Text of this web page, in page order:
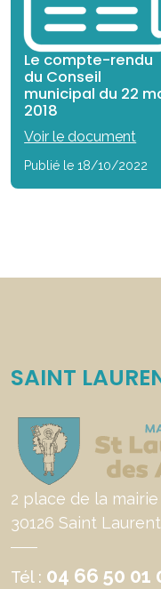
Le compte-rendu
du Conseil
municipal du 22
2018
Voir le document
Publié le 18/10/2022
SAINT
2 place de la mairie
30126 Saint
Tél : 04 66 50 01